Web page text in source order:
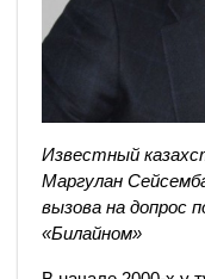
Известный
Маргулан
вызова на допрос
«Билайном»